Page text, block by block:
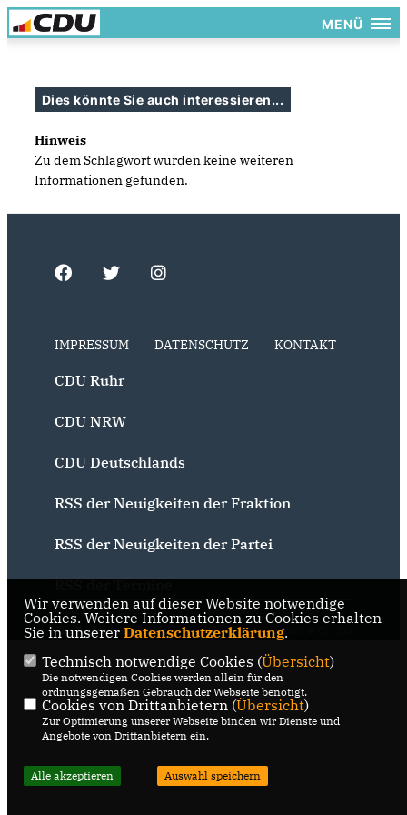
MENÜ
Dies könnte Sie auch interessieren...
Hinweis
Zu dem Schlagwort wurden keine weiteren
Informationen gefunden.
IMPRESSUM DATENSCHUTZ KONTAKT
CDU Ruhr
CDU NRW
CDU Deutschlands
RSS der Neuigkeiten der Fraktion
RSS der Neuigkeiten der Partei
@2026 CDU Bochum
Alle Rechte vorbehalten.
Realisation: Sharkness Media
GmbH & Co. KG
Wir verwenden auf dieser Website notwendige
Cookies. Weitere Informationen zu Cookies erhalten
Sie in unserer Datenschutzerklärung.
Technisch notwendige Cookies (Übersicht)
Die notwendigen Cookies werden allein für den
ordnungsgemäßen Gebrauch der Webseite benötigt.
Cookies von Drittanbietern (Übersicht)
Zur Optimierung unserer Webseite binden wir Dienste und
Angebote von Drittanbietern ein.
Alle akzeptieren Auswahl speichern